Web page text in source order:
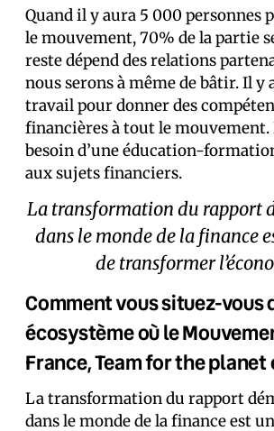
Quand il y aura 5 000 personnes
le mouvement, 70% de la partie
reste dépend des relations
nous serons à même de bâtir. Il y
travail pour donner des
financières à tout le mouvement.
besoin d’une éducation-
aux sujets financiers.
La transformation du rapport
dans le monde de la finance
de transformer
Comment vous situez-vous
écosystème où le
France, Team for the
La transformation du rapport
dans le monde de la finance est